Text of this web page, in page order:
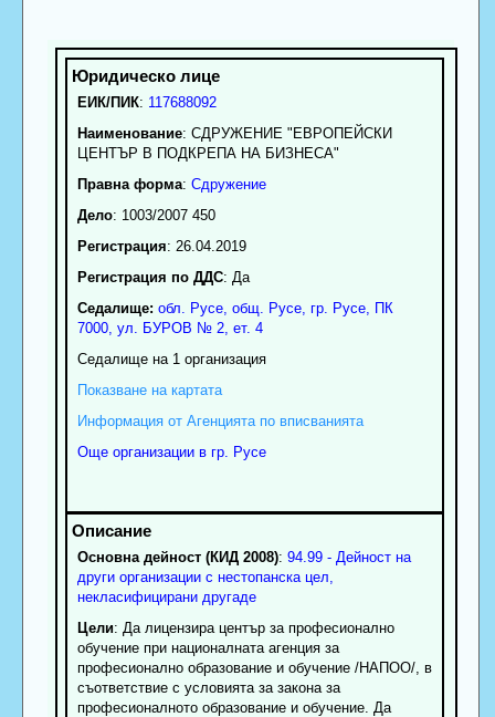
ЕИК/ПИК: 117688092
Наименование: СДРУЖЕНИЕ "ЕВРОПЕЙСКИ
ЦЕНТЪР В ПОДКРЕПА НА БИЗНЕСА"
Правна форма: Сдружение
Дело: 1003/2007 450
Регистрация: 26.04.2019
Регистрация по ДДС: Да
Седалище: обл. Русе, общ. Русе, гр. Русе, ПК
7000, ул. БУРОВ № 2, ет. 4
Седалище на 1 организация
Показване на картата
Информация от Агенцията по вписванията
Още организации в гр. Русе
Основна дейност (КИД 2008): 94.99 - Дейност на
други организации с нестопанска цел,
некласифицирани другаде
Цели: Да лицензира център за професионално
обучение при националната агенция за
професионално образование и обучение /НАПОО/, в
съответствие с условията за закона за
професионалното образование и обучение. Да